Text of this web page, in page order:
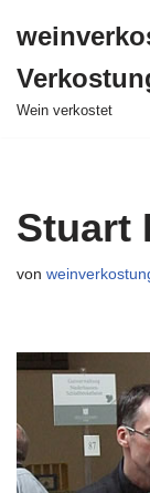
Inhalt
springen
Wein verkostet
Stuart
von